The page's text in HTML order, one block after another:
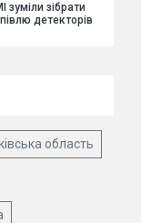
зуміли зібрати
детекторів
область